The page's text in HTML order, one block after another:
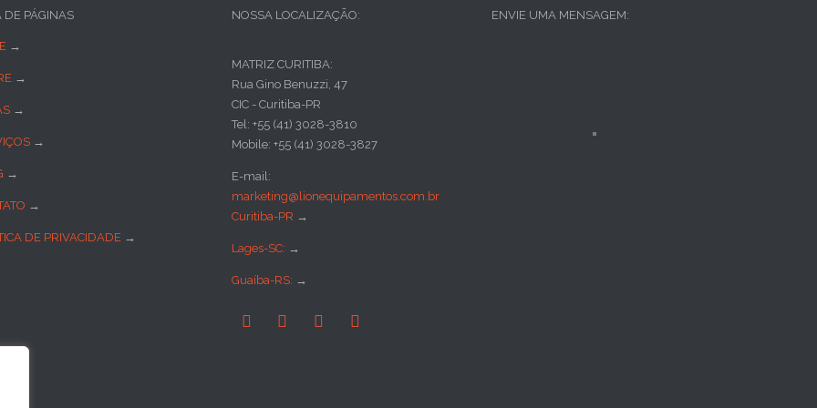
DE PÁGINAS
→
→
→
→
→
→
DE PRIVACIDADE →
NOSSA LOCALIZAÇÃO:
MATRIZ CURITIBA:
Rua Gino Benuzzi, 47
CIC - Curitiba-PR
Tel: +55 (41) 3028-3810
Mobile: +55 (41) 3028-3827
E-mail:
marketing@lionequipamentos.com.br
Curitiba-PR →
Lages-SC: →
Guaíba-RS: →
   
ENVIE UMA MENSAGEM: